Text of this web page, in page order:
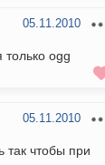
05.11.2010
только ogg
05.11.2010
чтобы при